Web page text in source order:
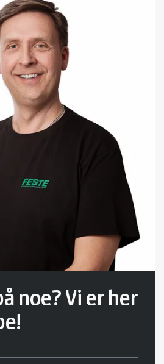
noe? Vi er her